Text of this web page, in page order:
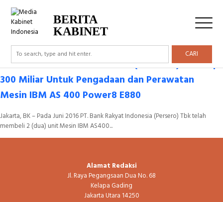
BERITA
KABINET
CARI
Tag Archive: Bank Rakyat Indonesia
PT. BANK RAKYAT INDONESIA (PERSERO) TBK : Rp.
300 Miliar Untuk Pengadaan dan Perawatan
Mesin IBM AS 400 Power8 E880
Jakarta, BK – Pada Juni 2016 PT. Bank Rakyat Indonesia (Persero) Tbk telah
membeli 2 (dua) unit Mesin IBM AS400...
Alamat Redaksi
Jl. Raya Pegangsaan Dua No. 68
Kelapa Gading
Jakarta Utara 14250